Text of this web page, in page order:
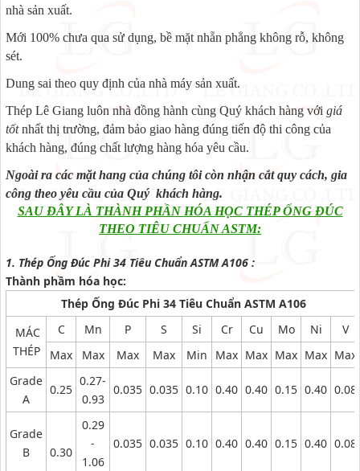
nhà sản xuất.
Mới 100% chưa qua sử dụng, bề mặt nhẵn phẳng không rỗ, không
sét.
Dung sai theo quy định của nhà máy sản xuất.
Thép Lê Giang luôn nhà đồng hành cùng Quý khách hàng vớigiá
tốtnhất thị trường, đảm bảo giao hàng đúng tiến độ thi công của
khách hàng, đúng chất lượng hàng hóa yêu cầu.
Ngoài ra các mặt hang của chúng tôi còn nhận cắt quy cách, gia
công theo yêu cầu của Quý khách hàng.
SAU ĐÂY LÀ THÀNH PHẦN HÓA HỌC THÉP ỐNG ĐÚC
THEO TIÊU CHUẨN ASTM:
1. Thép Ống Đúc Phi 34 Tiêu Chuẩn ASTM A106 :
Thành phầm hóa học:
Thép Ống Đúc Phi 34 Tiêu Chuẩn ASTM A106
MÁC
THÉP
C Mn P S Si Cr Cu Mo Ni
V
Max
Max Max Max Min Max Max Max Max Max
Grade
A
0.25
0.27-
0.93
0.035 0.035 0.10 0.40 0.40 0.15 0.40 0.08
Grade
B
0.30
0.29
-
1.06
0.035 0.035 0.10 0.40 0.40 0.15 0.40 0.08